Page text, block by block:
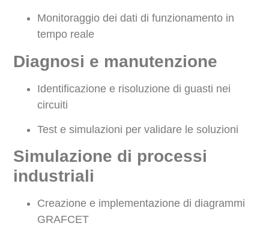
Monitoraggio dei dati di funzionamento in
tempo reale
Diagnosi e manutenzione
Identificazione e risoluzione di guasti nei
circuiti
Test e simulazioni per validare le soluzioni
Simulazione di processi
industriali
Creazione e implementazione di diagrammi
GRAFCET